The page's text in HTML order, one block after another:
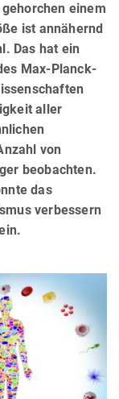
einem
ist annähernd
Das hat ein
Max-Planck-
aller
von
beobachten.
das
verbessern